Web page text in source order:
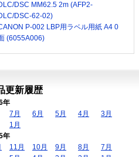
DSC MM62.5 2m (AFP2-
DSC-62-02)
P-002 LBP用ラベル用紙 A4 0
(6055A006)
更新履歴
年
7月 6月 5月 4月
3月
1月
年
11月 10月 9月 8月
7月